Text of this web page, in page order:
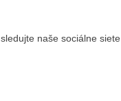
sledujte naše sociálne siete